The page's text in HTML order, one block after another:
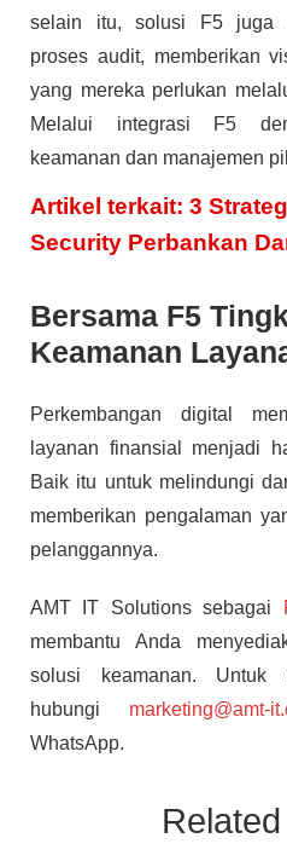
selain itu, solusi F5 juga
proses audit, memberikan
yang mereka perlukan
Melalui integrasi F5
keamanan dan manajemen
Artikel terkait: 3
Security Perbankan
Bersama F5
Keamanan
Perkembangan digital
layanan finansial menjadi
Baik itu untuk melindungi
memberikan pengalaman
pelanggannya.
AMT IT Solutions sebagai
membantu Anda
solusi keamanan. Untuk
hubungi marketing@amt-
WhatsApp.